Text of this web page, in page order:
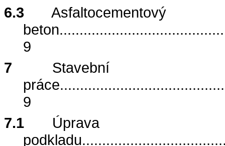
6.3
Asfaltocementový
beton
9
7
Stavební
práce
9
7.1
Úprava
podkladu